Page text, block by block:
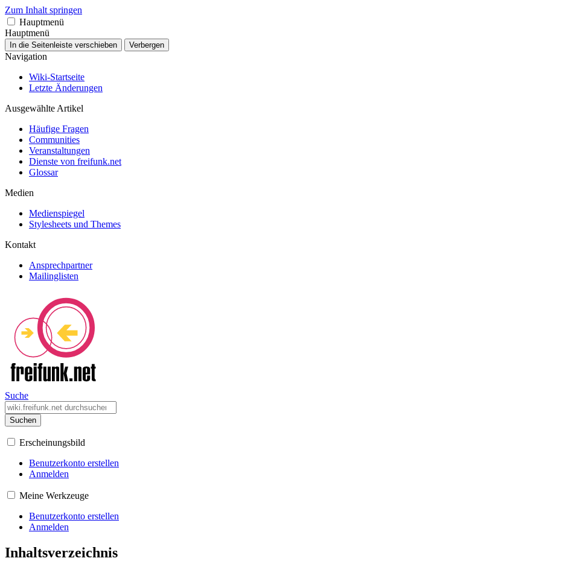
Zum Inhalt springen
Hauptmenü
Hauptmenü
In die Seitenleiste verschieben Verbergen
Navigation
Wiki-Startseite
Letzte Änderungen
Ausgewählte Artikel
Häufige Fragen
Communities
Veranstaltungen
Dienste von freifunk.net
Glossar
Medien
Medienspiegel
Stylesheets und Themes
Kontakt
Ansprechpartner
Mailinglisten
Suche
Suchen
Erscheinungsbild
Benutzerkonto erstellen
Anmelden
Meine Werkzeuge
Benutzerkonto erstellen
Anmelden
Inhaltsverzeichnis